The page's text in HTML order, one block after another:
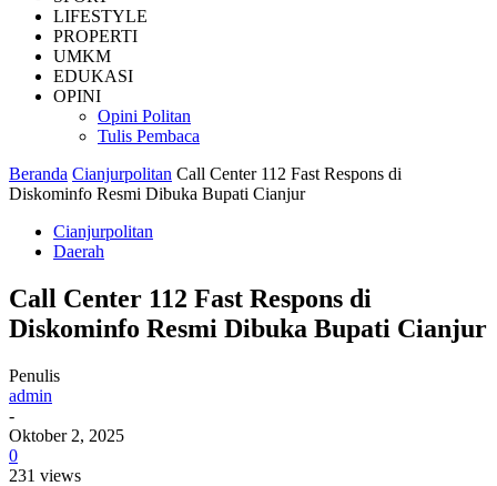
LIFESTYLE
PROPERTI
UMKM
EDUKASI
OPINI
Opini Politan
Tulis Pembaca
Beranda Cianjurpolitan Call Center 112 Fast Respons di
Diskominfo Resmi Dibuka Bupati Cianjur
Cianjurpolitan
Daerah
Call Center 112 Fast Respons di
Diskominfo Resmi Dibuka Bupati Cianjur
Penulis
admin
-
Oktober 2, 2025
0
231 views